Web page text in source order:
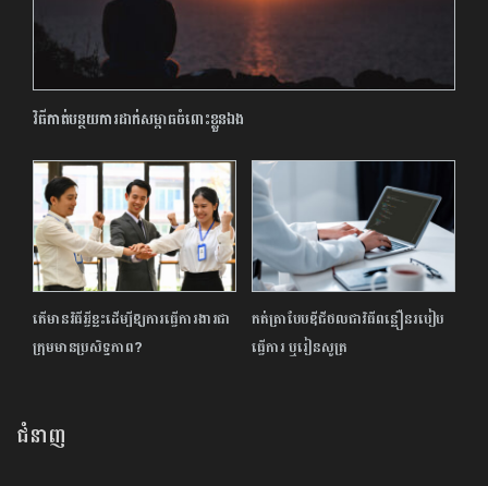
វិធីកាត់​បន្ថយ​ការ​ដាក់​សម្ពាធ​ចំពោះ​ខ្លួនឯង
តើមានវិធីអ្វីខ្លះដើម្បីឱ្យ​ការធ្វើការងារជា
ក្រុមមានប្រសិទ្ធភាព?
កត់ត្រាបែបឌីជីថលជាវិធីពន្លឿនរបៀប
ធ្វើការ ឬរៀនសូត្រ
ជំនាញ